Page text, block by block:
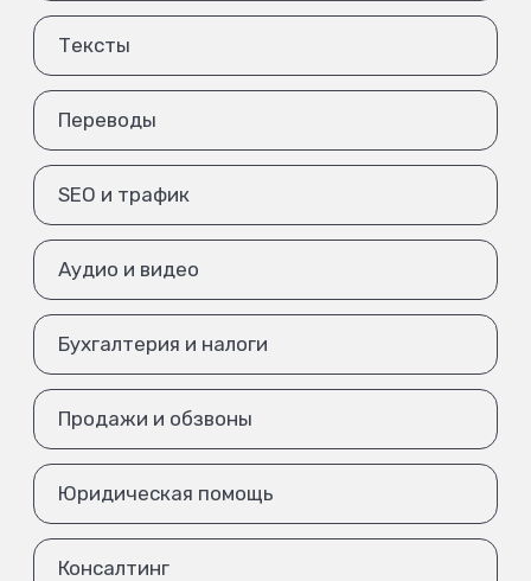
Тексты
Переводы
SEO и трафик
Аудио и видео
Бухгалтерия и налоги
Продажи и обзвоны
Юридическая помощь
Консалтинг